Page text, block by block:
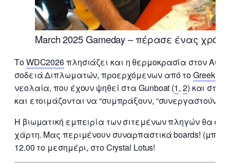
March 2025 Gameday – πέρασε ένας
ΤοWDC2026πλησιάζει και η θερμοκρασία στον
σοδειά Διπλωματών, προερχόμενων από τοGreek
νεολαία, που έχουν ψηθεί στα Gunboat (1, 2) και στα
και ετοιμάζονται να “συμπράξουν, “συνεργαστούν”,
Η βιωματική εμπειρία των σιτεμένων πληγών θα
χάρτη. Μας περιμένουν συναρπαστικά boards!
12.00 το μεσημέρι, στο Crystal Lotus!